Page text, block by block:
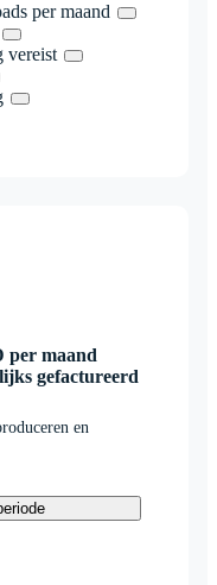
per maand
vereist
per maand
gefactureerd
en